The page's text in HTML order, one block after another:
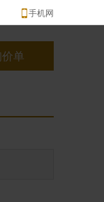
手机网